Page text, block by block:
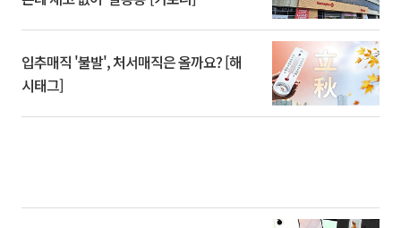
입추매직 '불발', 처서매직은 올까요? [해
시태그]